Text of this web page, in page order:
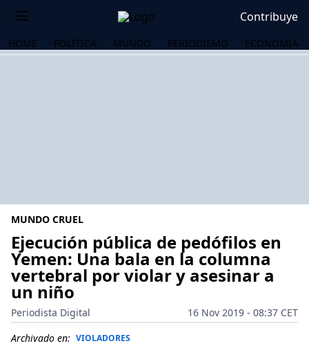
Contribuye
HOME POLÍTICA MUNDO PERIODISMO ECONOMÍA
MUNDO CRUEL
Ejecución pública de pedófilos en
Yemen: Una bala en la columna
vertebral por violar y asesinar a
un niño
Periodista Digital
16 Nov 2019 - 08:37 CET
Archivado en: VIOLADORES